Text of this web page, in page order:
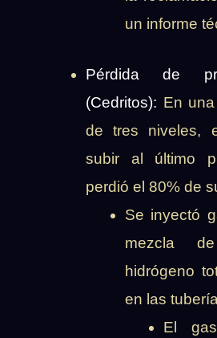
un informe
Pérdida de
(Cedritos): En
de tres niveles,
subir al último
perdió el 80% de
Se inyectó
mezcla
hidrógeno
en las
El